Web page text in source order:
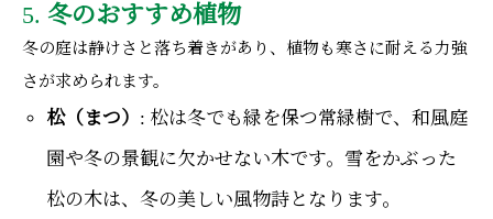
5. 冬のおすすめ植物
冬の庭は静けさと落ち着きがあり、植物も寒さに耐える力強
さが求められます。
松（まつ） : 松は冬でも緑を保つ常緑樹で、和風庭
園や冬の景観に欠かせない木です。雪をかぶった
松の木は、冬の美しい風物詩となります。